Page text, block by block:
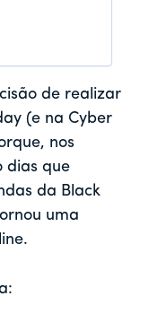
de realizar
(e na Cyber
nos
dias que
da Black
uma